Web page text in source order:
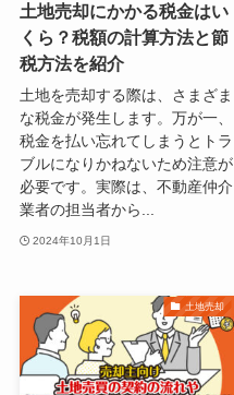
土地売却にかかる税金はい
くら？税額の計算方法と節
税方法を紹介
土地を売却する際は、さまざま
な税金が発生します。万が一、
税金を払い忘れてしまうとトラ
ブルになりかねないため注意が
必要です。実際は、不動産仲介
業者の担当者から...
2024年10月1日
土地売却